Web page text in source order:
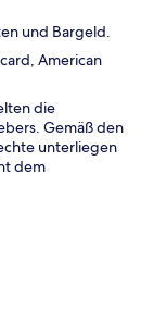
und Bargeld.
American
die
Gemäß den
unterliegen
dem